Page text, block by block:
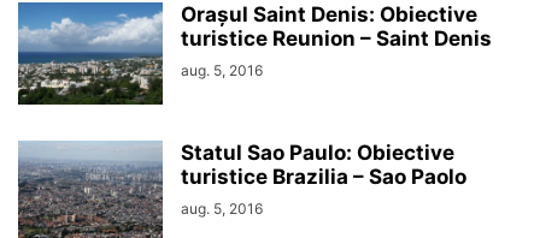
Orașul Saint Denis: Obiective
turistice Reunion – Saint Denis
aug. 5, 2016
Statul Sao Paulo: Obiective
turistice Brazilia – Sao Paolo
aug. 5, 2016